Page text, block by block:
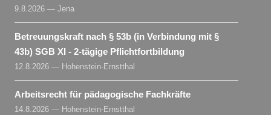
9.8.2026 — Jena
Betreuungskraft nach § 53b (in Verbindung mit §
43b) SGB XI - 2-tägige Pflichtfortbildung
12.8.2026 — Hohenstein-Ernstthal
Arbeitsrecht für pädagogische Fachkräfte
14.8.2026 — Hohenstein-Ernstthal